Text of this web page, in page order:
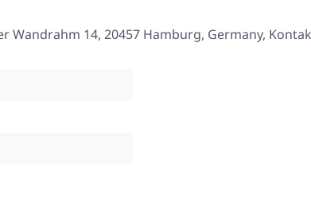
14, 20457 Hamburg, Germany,